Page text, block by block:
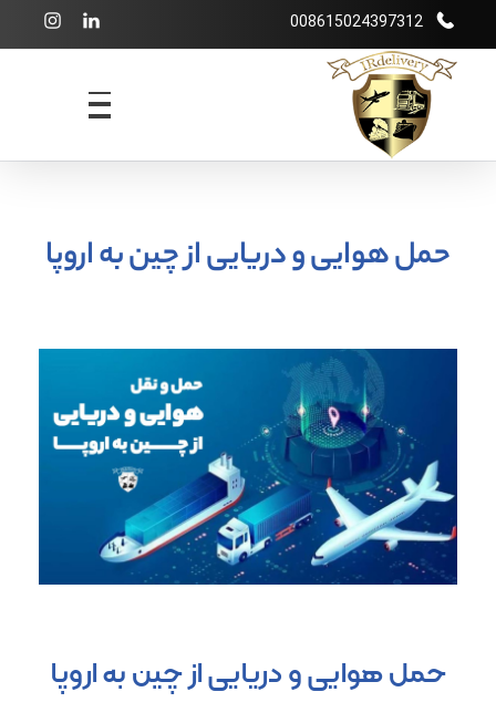
008615024397312
حمل هوایی و دریایی از چین به اروپا
حمل هوایی و دریایی از چین به اروپا